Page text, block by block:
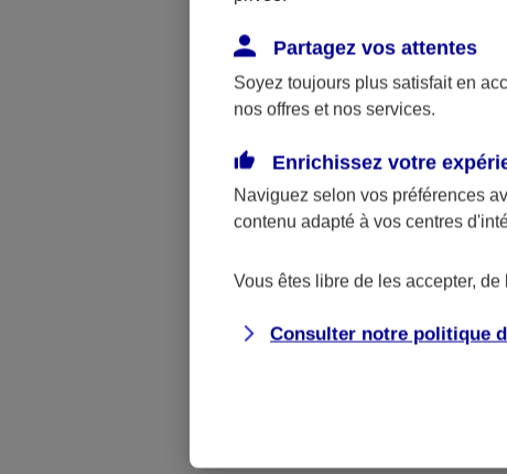
Que ce soit
dans les
votre résiliation
Vous
Partagez vos attentes
Soyez toujours plus satisfait en
nos offres et nos services.
Enrichissez votre
Naviguez selon vos préférences
contenu adapté à vos centres
Vous êtes libre de les accepter,
Consulter notre politique